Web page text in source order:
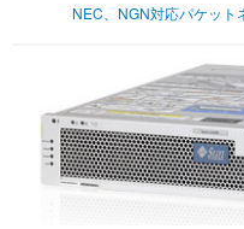
ショッピング
NEC、NGN対応パケット